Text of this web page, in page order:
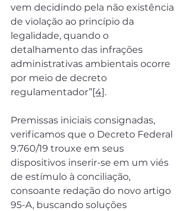
vem decidindo pela não existência
de violação ao princípio da
legalidade, quando o
detalhamento das infrações
administrativas ambientais ocorre
por meio de decreto
regulamentador”[4].
Premissas iniciais consignadas,
verificamos que o Decreto Federal
9.760/19 trouxe em seus
dispositivos inserir-se em um viés
de estímulo à conciliação,
consoante redação do novo artigo
95-A, buscando soluções